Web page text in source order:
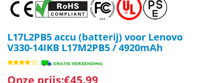
L17L2PB5 accu (batterij) voor Lenovo
V330-14IKB L17M2PB5 / 4920mAh
Onze prijs:€45.99